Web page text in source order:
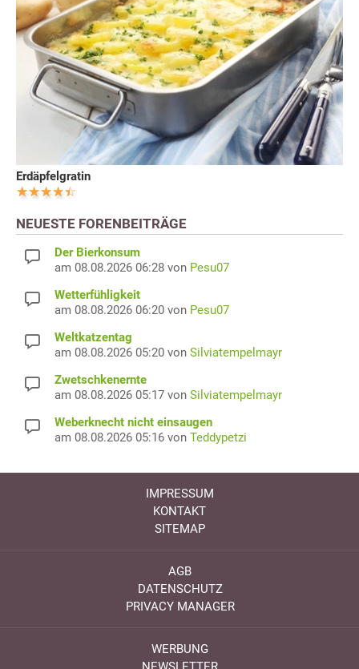
Erdäpfelgratin
NEUESTE FORENBEITRÄGE
Der Bierkonsum
am 08.08.2026 06:28 von Pesu07
Wetterfühligkeit
am 08.08.2026 06:20 von Pesu07
Weltkatzentag
am 08.08.2026 05:20 von Silviatempelmayr
Zwetschkenernte
am 08.08.2026 05:17 von Silviatempelmayr
Weberknecht nicht einsaugen
am 08.08.2026 05:16 von Teddypetzi
IMPRESSUM
KONTAKT
SITEMAP
AGB
DATENSCHUTZ
PRIVACY MANAGER
WERBUNG